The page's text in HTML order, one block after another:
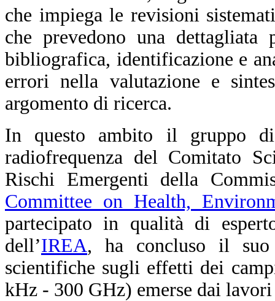
che impiega le revisioni
che prevedono una dettagliata
bibliografica, identificazione e
errori nella valutazione e
argomento di ricerca.
In questo ambito il gruppo
radiofrequenza del Comitato
Rischi Emergenti della
Committee on Health,
partecipato in qualità di
dell’IREA, ha concluso il suo
scientifiche sugli effetti dei
kHz - 300 GHz) emerse dai